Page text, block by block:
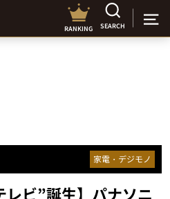
RANKING SEARCH
家電・デジモノ
レビ”誕生】パナソニ